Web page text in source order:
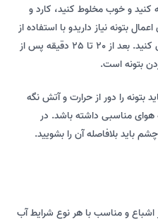
هاردنر اضافه کنید و خوب مخلوط کنید، کارد و
بتونه نیاز داریدو با استفاده از
لیسه میتوانید بتونه را روی سطح پخش کنید. بعد از 20 تا 25 دقیقه پس از
بتونه است.
بتونه را دور از حرارت و آتش نگه
هوای مناسبی داشته باشد. در
بلافاصله آن را بشویید.
اشباع و مناسب با هر نوع شرایط آب